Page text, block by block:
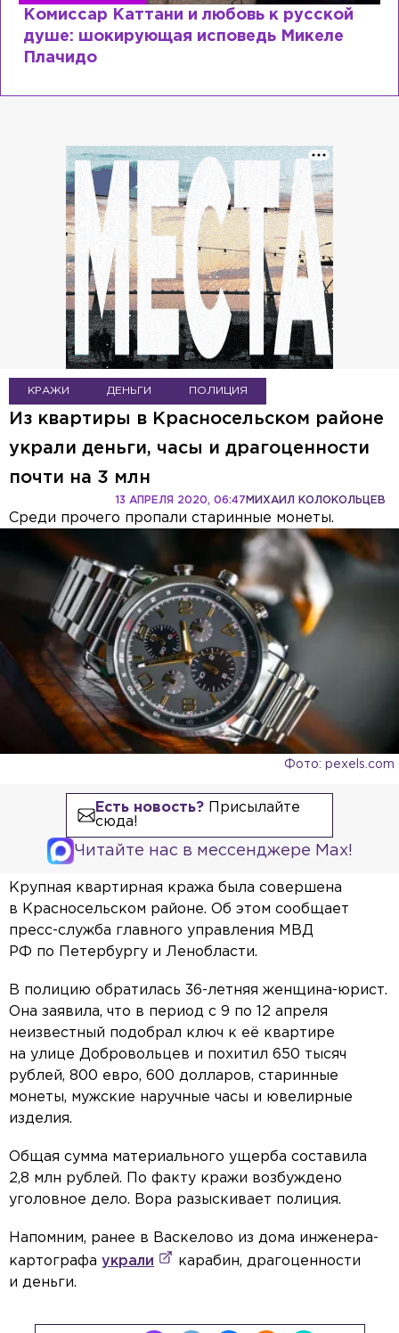
Комиссар Каттани и любовь к русской
душе: шокирующая исповедь Микеле
Плачидо
КРАЖИ ДЕНЬГИ ПОЛИЦИЯ
Из квартиры в Красносельском районе
украли деньги, часы и драгоценности
почти на 3 млн
МИХАИЛ КОЛОКОЛЬЦЕВ
13 АПРЕЛЯ 2020, 06:47
Среди прочего пропали старинные монеты.
Фото: pexels.com
Есть новость?Присылайте
сюда!
Читайте нас в мессенджере Max!
Крупная квартирная кража была совершена
в Красносельском районе. Об этом сообщает
пресс-служба главного управления МВД
РФ по Петербургу и Ленобласти.
В полицию обратилась 36-летняя женщина-юрист.
Она заявила, что в период с 9 по 12 апреля
неизвестный подобрал ключ к её квартире
на улице Добровольцев и похитил 650 тысяч
рублей, 800 евро, 600 долларов, старинные
монеты, мужские наручные часы и ювелирные
изделия.
Общая сумма материального ущерба составила
2,8 млн рублей. По факту кражи возбуждено
уголовное дело. Вора разыскивает полиция.
Напомним, ранее в Васкелово из дома инженера-
картографа украли
карабин, драгоценности
и деньги.